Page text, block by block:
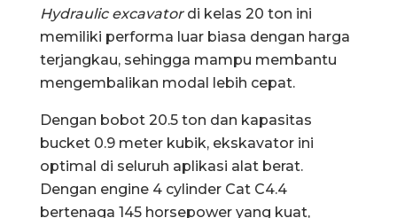
Hydraulic excavatordi kelas 20 ton ini
memiliki performa luar biasa dengan harga
terjangkau, sehingga mampu membantu
mengembalikan modal lebih cepat.
Dengan bobot 20.5 ton dan kapasitas
bucket 0.9 meter kubik, ekskavator ini
optimal di seluruh aplikasi alat berat.
Dengan engine 4 cylinder Cat C4.4
bertenaga 145 horsepower yang kuat,